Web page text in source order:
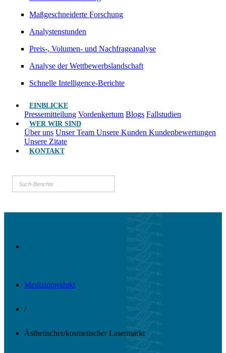
Maßgeschneiderte Forschung
Analystenstunden
Preis-, Volumen- und Nachfrageanalyse
Analyse der Wettbewerbslandschaft
Schnelle Intelligence-Berichte
EINBLICKE
Pressemitteilung Vordenkertum Blogs Fallstudien
WER WIR SIND
Über uns Unser Team Unsere Kunden Kundenbewertungen
Unsere Zitate
KONTAKT
Medizinprodukt
/
Ästhetischer/kosmetischer Lasermarkt